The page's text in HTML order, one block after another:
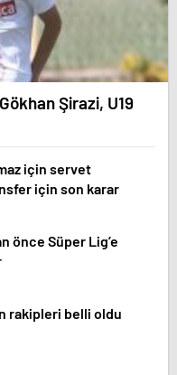
Şirazi, U19
için servet
için son karar
önce Süper Lig’e
rakipleri belli oldu